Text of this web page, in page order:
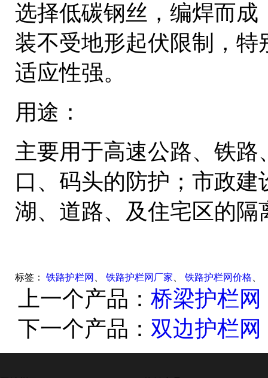
选择低碳钢丝，编焊而
装不受地形起伏限制，
适应性强。
用途：
主要用于高速公路、铁
口、码头的防护；市政
湖、道路、及住宅区的隔
标签： 铁路护栏网 铁路护栏网厂家 铁路护栏网价格
上一个产品： 桥梁护栏网
下一个产品： 双边护栏网